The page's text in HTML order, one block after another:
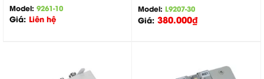
Model: 9261-10
Giá: Liên hệ
Model: L9207-30
Giá: 380.000₫